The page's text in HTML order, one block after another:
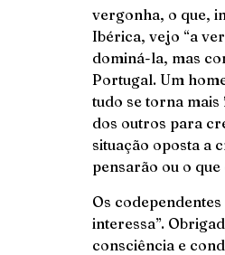
vergonha, o que,
Ibérica, vejo “a
dominá-la, mas
Portugal. Um
tudo se torna
dos outros para
situação oposta a
pensarão ou o
Os
interessa”.
consciência e